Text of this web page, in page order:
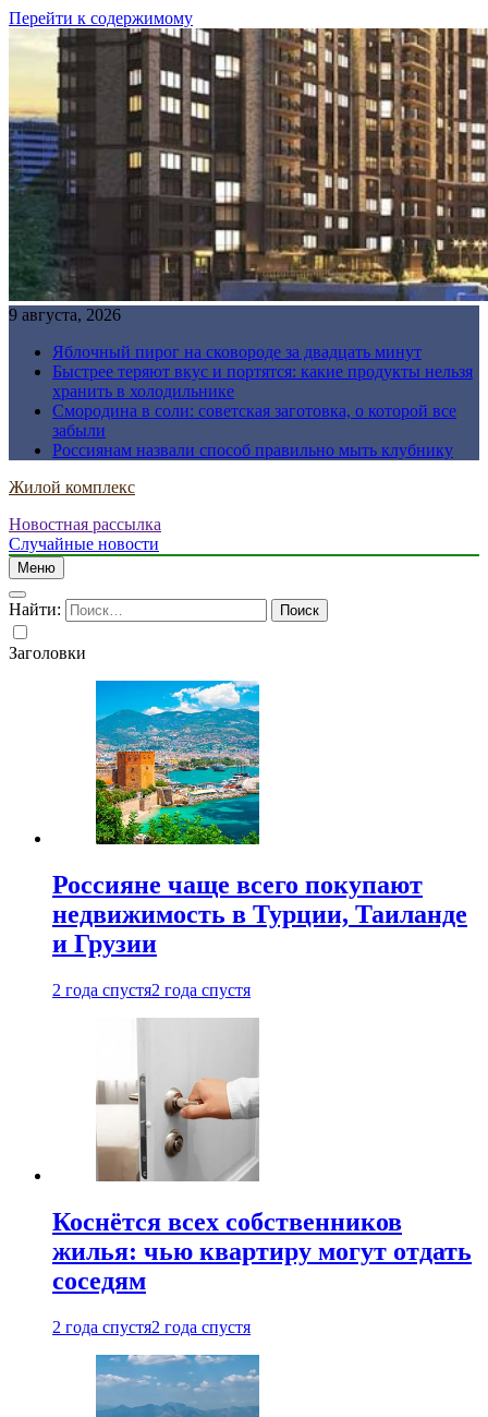
Перейти к содержимому
9 августа, 2026
Яблочный пирог на сковороде за двадцать минут
Быстрее теряют вкус и портятся: какие продукты нельзя
хранить в холодильнике
Смородина в соли: советская заготовка, о которой все
забыли
Россиянам назвали способ правильно мыть клубнику
Жилой комплекс
Новостная рассылка
Случайные новости
Меню
Найти:
Заголовки
Россияне чаще всего покупают
недвижимость в Турции, Таиланде
и Грузии
2 года спустя2 года спустя
Коснётся всех собственников
жилья: чью квартиру могут отдать
соседям
2 года спустя2 года спустя